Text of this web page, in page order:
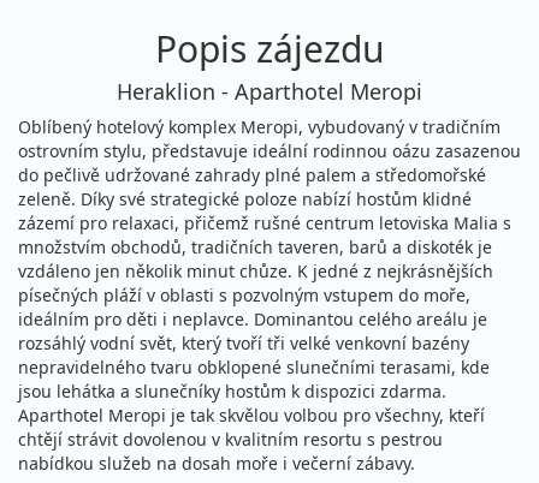
sobota - čtvrtek
letecky (Praha)
51 690 Kč
cena za 13 dní (12 nocí) vyprodáno
08.08. - 22.08.2026
sobota - sobota
all inclusive
letecky (Praha)
58 390 Kč
cena za 15 dní (14 nocí) vyprodáno
08.08. - 22.08.2026
sobota - sobota
all inclusive
letecky (Brno)
58 390 Kč
cena za 15 dní (14 nocí) vyprodáno
08.08. - 22.08.2026
sobota - sobota
all inclusive
letecky (Bratislava)
Popis zájezdu
Heraklion - Aparthotel Meropi
Oblíbený hotelový komplex Meropi, vybudovaný v tradičním
ostrovním stylu, představuje ideální rodinnou oázu zasazenou
do pečlivě udržované zahrady plné palem a středomořské
zeleně. Díky své strategické poloze nabízí hostům klidné
zázemí pro relaxaci, přičemž rušné centrum letoviska Malia s
množstvím obchodů, tradičních taveren, barů a diskoték je
vzdáleno jen několik minut chůze. K jedné z nejkrásnějších
písečných pláží v oblasti s pozvolným vstupem do moře,
ideálním pro děti i neplavce. Dominantou celého areálu je
rozsáhlý vodní svět, který tvoří tři velké venkovní bazény
nepravidelného tvaru obklopené slunečními terasami, kde
jsou lehátka a slunečníky hostům k dispozici zdarma.
Aparthotel Meropi je tak skvělou volbou pro všechny, kteří
chtějí strávit dovolenou v kvalitním resortu s pestrou
nabídkou služeb na dosah moře i večerní zábavy.